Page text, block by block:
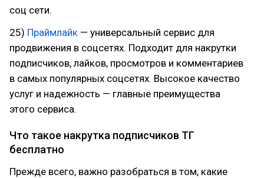
соц сети.
25) Праймлайк — универсальный сервис для
продвижения в соцсетях. Подходит для накрутки
подписчиков, лайков, просмотров и комментариев
в самых популярных соцсетях. Высокое качество
услуг и надежность — главные преимущества
этого сервиса.
Что такое накрутка подписчиков ТГ
бесплатно
Прежде всего, важно разобраться в том, какие